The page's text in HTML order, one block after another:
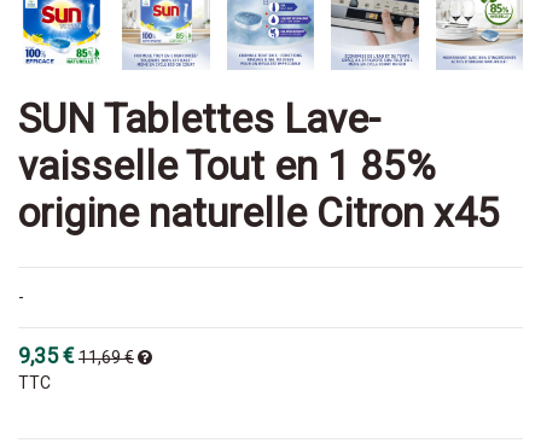
SUN Tablettes Lave-
vaisselle Tout en 1 85%
origine naturelle Citron x45
-
9,35 €11,69 €
TTC